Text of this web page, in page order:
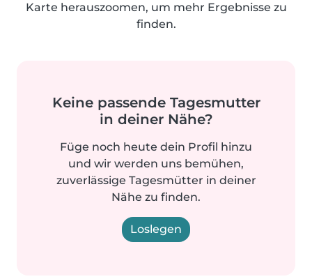
Karte herauszoomen, um mehr Ergebnisse zu
finden.
Keine passende Tagesmutter
in deiner Nähe?
Füge noch heute dein Profil hinzu
und wir werden uns bemühen,
zuverlässige Tagesmütter in deiner
Nähe zu finden.
Loslegen